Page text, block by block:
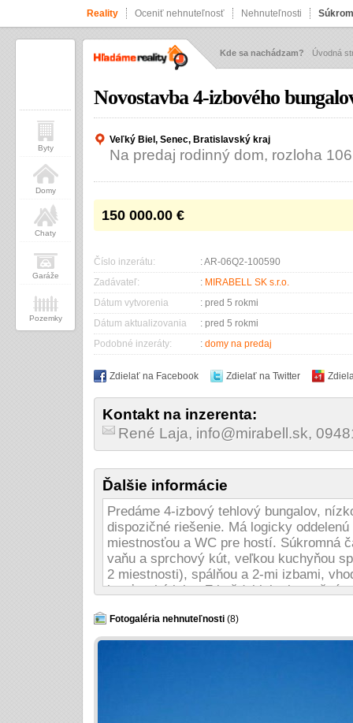
Reality Oceniť nehnuteľnosť Nehnuteľnosti
Kde sa nachádzam? Úvodná
Novostavba 4-izbového
Veľký Biel, Senec, Bratislavský kraj
Na predaj rodinný dom, rozloha
150 000.00 €
Číslo inzerátu:
: AR-06Q2-100590
Zadávateľ:
: MIRABELL SK s.r.o.
Dátum vytvorenia
: pred 5 rokmi
Dátum aktualizovania
: pred 5 rokmi
Podobné inzeráty:
: domy na predaj
Zdielať na Facebook Zdielať na Twitter
Kontakt na inzerenta:
René Laja, info@mirabell.sk,
Ďalšie informácie
Predáme 4-izbový tehlový bungalov,
dispozičné riešenie. Má logicky
miestnosťou a WC pre hostí. Súkromná
vaňu a sprchový kút, veľkou kuchyňou
2 miestnosti), spálňou a 2-mi izbami,
hosťovská izba. Z každej izby je možný
vstavané roll-door skrine, šatníky.
predmetov cca 12 m2. Pozemok je vo
Fotogaléria nehnuteľnosti (8)
Byty
Domy
Chaty
Garáže
Pozemky